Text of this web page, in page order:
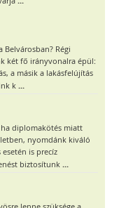
Régi
két fő irányvonalra épül:
a másik a lakásfelújítás
k ...
ha diplomakötés miatt
nyomdánk kiváló
is precíz
biztosítunk ...